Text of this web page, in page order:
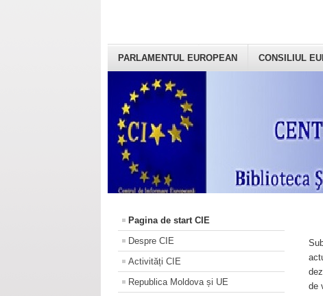
PARLAMENTUL EUROPEAN CONSILIUL
Pagina de start CIE
Despre CIE
Activități CIE
Republica Moldova și UE
de